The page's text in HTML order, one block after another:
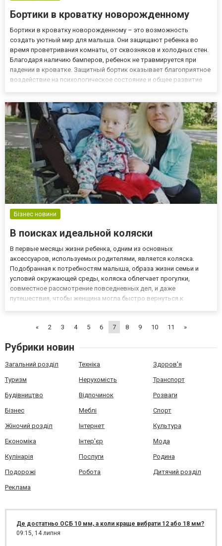
Бортики в кроватку новорожденному
Бортики в кроватку новорожденному – это возможность
создать уютный мир для малыша. Они защищают ребенка во
время проветривания комнаты, от сквозняков и холодных стен.
Благодаря наличию бамперов, ребенок не травмируется при
падении в кроватке. Защитный бортик оказывает благоприятное
воздействие на психологическое состояние и общее развитие
умственны...
Бізнес новини
В поисках идеальной коляски
В первые месяцы жизни ребенка, одним из основных
аксессуаров, используемых родителями, является коляска.
Подобранная к потребностям малыша, образа жизни семьи и
условий окружающей среды, коляска облегчает прогулки,
совместное рассмотрение повседневных дел, и даже
путешествия, чтобы женщина могла быстро вернуться к
ожидания ребенка и его р...
« 2 3 4 5 6 7 8 9 10 11 »
Рубрики новин
Загальний розділ Техніка Здоров'я
Туризм Нерухомість Транспорт
Будівництво Відпочинок Розваги
Бізнес Меблі Спорт
Жіночий розділ Інтернет Культура
Економіка Інтер'єр Мода
Кулінарія Послуги Родина
Подорожі Робота Дитячий розділ
Реклама
Де достатньо ОСБ 10 мм, а коли краще вибрати 12 або 18 мм?
09:15, 14 липня